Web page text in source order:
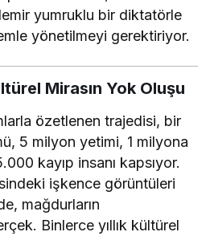
yumruklu bir diktatörle
yönetilmeyi gerektiriyor.
Mirasın Yok Oluşu
özetlenen trajedisi, bir
5 milyon yetimi, 1 milyona
kayıp insanı kapsıyor.
işkence görüntüleri
mağdurların
Binlerce yıllık kültürel